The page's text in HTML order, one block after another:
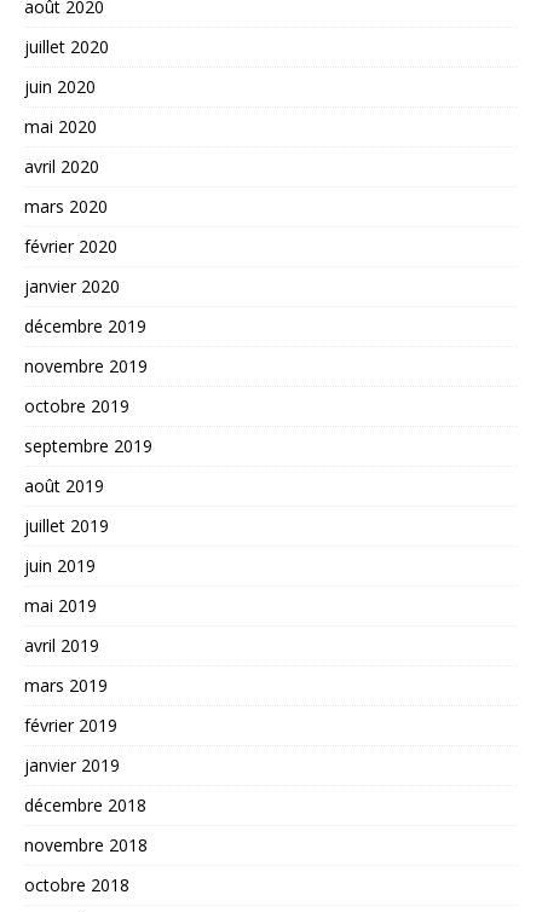
août 2020
juillet 2020
juin 2020
mai 2020
avril 2020
mars 2020
février 2020
janvier 2020
décembre 2019
novembre 2019
octobre 2019
septembre 2019
août 2019
juillet 2019
juin 2019
mai 2019
avril 2019
mars 2019
février 2019
janvier 2019
décembre 2018
novembre 2018
octobre 2018